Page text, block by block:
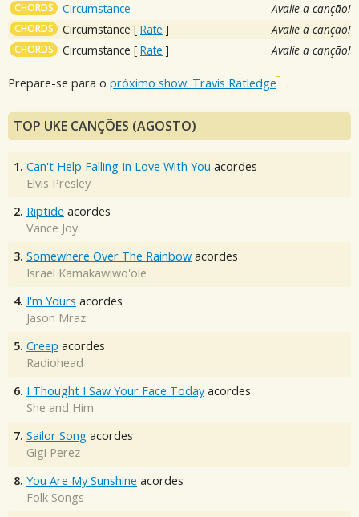
CHORDS Circumstance Avalie a canção!
CHORDS Circumstance [ Rate ] Avalie a canção!
CHORDS Circumstance [ Rate ] Avalie a canção!
Prepare-se para o próximo show: Travis Ratledge .
TOP UKE CANÇÕES (AGOSTO)
1. Can't Help Falling In Love With You acordes
Elvis Presley
2. Riptide acordes
Vance Joy
3. Somewhere Over The Rainbow acordes
Israel Kamakawiwo'ole
4. I'm Yours acordes
Jason Mraz
5. Creep acordes
Radiohead
6. I Thought I Saw Your Face Today acordes
She and Him
7. Sailor Song acordes
Gigi Perez
8. You Are My Sunshine acordes
Folk Songs